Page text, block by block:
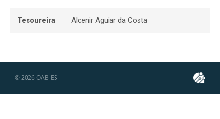
Tesoureira Alcenir Aguiar da Costa
© 2026OAB-ES